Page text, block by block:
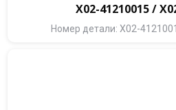
X02-41210015 /
Номер детали: X02-